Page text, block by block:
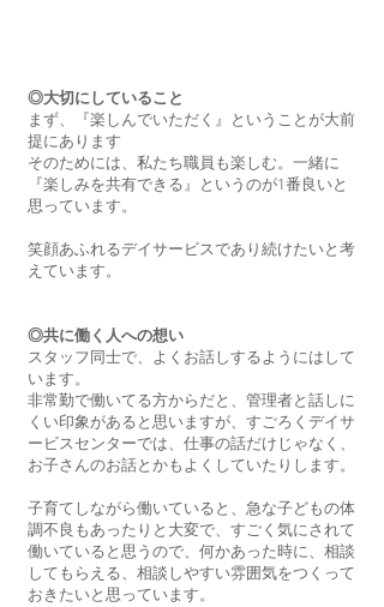
◎大切にしていること
まず、『楽しんでいただく』ということが大前
提にあります
そのためには、私たち職員も楽しむ。一緒に
『楽しみを共有できる』というのが1番良いと
思っています。
笑顔あふれるデイサービスであり続けたいと考
えています。
◎共に働く人への想い
スタッフ同士で、よくお話しするようにはして
います。
非常勤で働いてる方からだと、管理者と話しに
くい印象があると思いますが、すごろくデイサ
ービスセンターでは、仕事の話だけじゃなく、
お子さんのお話とかもよくしていたりします。
子育てしながら働いていると、急な子どもの体
調不良もあったりと大変で、すごく気にされて
働いていると思うので、何かあった時に、相談
してもらえる、相談しやすい雰囲気をつくって
おきたいと思っています。